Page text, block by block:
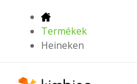
Termékek
Heineken